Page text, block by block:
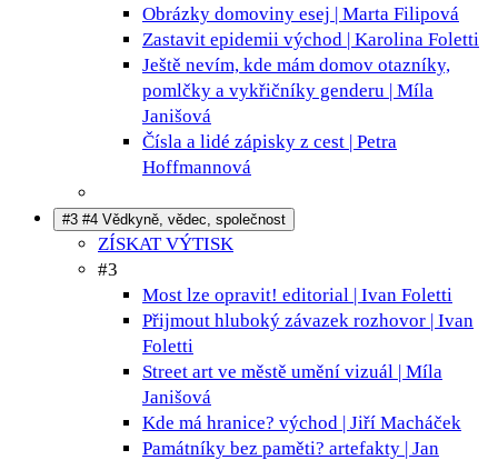
Obrázky domoviny esej | Marta Filipová
Zastavit epidemii východ | Karolina Foletti
Ještě nevím, kde mám domov otazníky,
pomlčky a vykřičníky genderu | Míla
Janišová
Čísla a lidé zápisky z cest | Petra
Hoffmannová
#3 #4 Vědkyně, vědec, společnost
ZÍSKAT VÝTISK
#3
Most lze opravit! editorial | Ivan Foletti
Přijmout hluboký závazek rozhovor | Ivan
Foletti
Street art ve městě umění vizuál | Míla
Janišová
Kde má hranice? východ | Jiří Macháček
Památníky bez paměti? artefakty | Jan